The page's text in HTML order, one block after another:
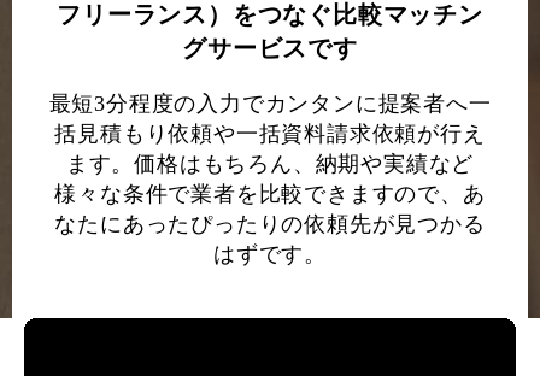
フリーランス）をつなぐ比較マッチン
グサービスです
最短3分程度の入力でカンタンに提案者へ一
括見積もり依頼や一括資料請求依頼が行え
ます。価格はもちろん、納期や実績など
様々な条件で業者を比較できますので、あ
なたにあったぴったりの依頼先が見つかる
はずです。